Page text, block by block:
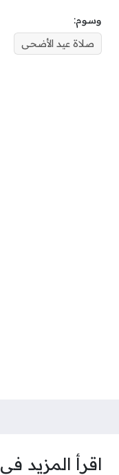
وسوم:
صلاة عيد الأضحى
اقرأ المزيد في